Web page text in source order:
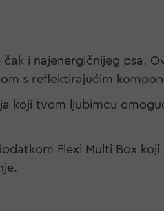
i najenergičnijeg psa.
s reflektirajućim
koji tvom ljubimcu
Flexi Multi Box koji